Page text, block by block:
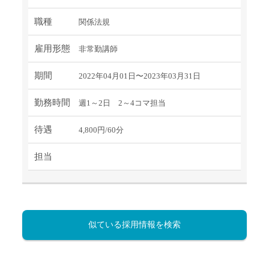
職種 関係法規
雇用形態 非常勤講師
期間 2022年04月01日〜2023年03月31日
勤務時間 週1～2日 2～4コマ担当
待遇 4,800円/60分
担当
似ている採用情報を検索